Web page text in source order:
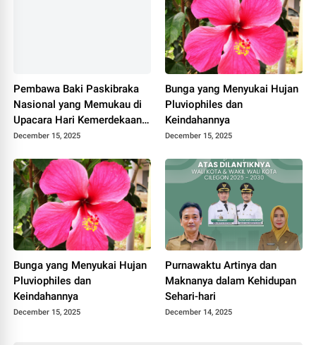
Pembawa Baki Paskibraka
Nasional yang Memukau di
Upacara Hari Kemerdekaan
Indonesia
December 15, 2025
Bunga yang Menyukai Hujan
Pluviophiles dan
Keindahannya
December 15, 2025
Bunga yang Menyukai Hujan
Pluviophiles dan
Keindahannya
December 15, 2025
Purnawaktu Artinya dan
Maknanya dalam Kehidupan
Sehari-hari
December 14, 2025